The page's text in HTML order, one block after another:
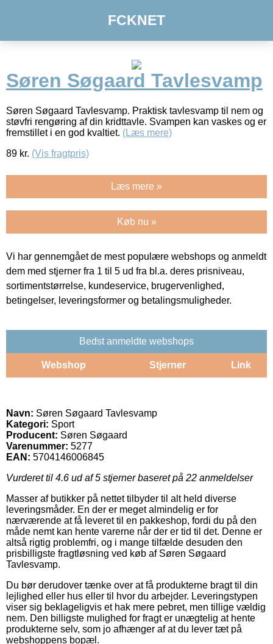
FCKNET
Søren Søgaard Tavlesvamp
Søren Søgaard Tavlesvamp. Praktisk tavlesvamp til nem og
støvfri rengøring af din kridttavle. Svampen kan vaskes og er
fremstillet i en god kvaltiet. (Læs mere)
89 kr. (Vis fragtpris)
Læs mere »
Køb nu »
Vi har gennemgået de mest populære webshops og anmeldt
dem med stjerner fra 1 til 5 ud fra bl.a. deres prisniveau,
sortimentstørrelse, kundeservice, brugervenlighed,
betingelser, leveringsformer og betalingsmuligheder.
Bedst anmeldte webshops
Webshop Stjerner Link
Navn: Søren Søgaard Tavlesvamp
Kategori: Sport
Producent: Søren Søgaard
Varenummer: 5277
EAN: 5704146006845
Vurderet til 4.6 ud af 5 stjerner baseret på 22 anmeldelser
Masser af butikker på nettet tilbyder til alt held diverse
leveringsmåder. En der er meget almindelig er for
nærværende at få leveret til en pakkeshop, fordi du på den
måde nemt kan hente varerne når der er tid til det. Denne er
altså rigtig problemfri, og i mange tilfælde desuden den
prisbilligste fragtløsning ved køb af Søren Søgaard
Tavlesvamp.
Du bør derudover tænke over at få produkterne bragt til din
lejlighed eller hus eller til hvor du arbejder. Leveringstypen
viser sig beklageligvis et hak mere pebret, men tillige vældig
nem. Den billigste mulighed for fragt er unægtelig at hente
produkterne selv, som jo afhænger af at du lever tæt på
webshoppens bopæl.